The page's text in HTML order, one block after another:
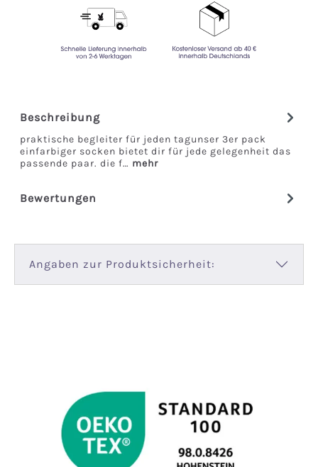
Beschreibung
praktische begleiter für jeden tagunser 3er pack
einfarbiger socken bietet dir für jede gelegenheit das
passende paar. die f… mehr
Bewertungen
Angaben zur Produktsicherheit: